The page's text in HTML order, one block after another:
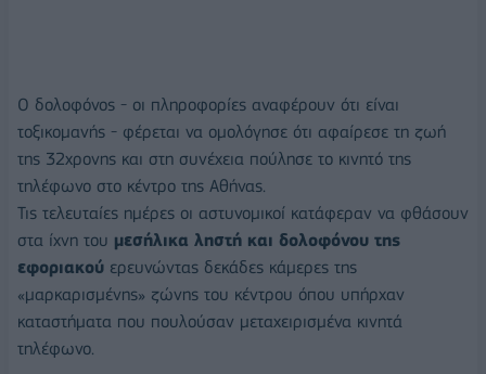
Ο δολοφόνος - οι πληροφορίες αναφέρουν ότι είναι
τοξικομανής - φέρεται να ομολόγησε ότι αφαίρεσε τη ζωή
της 32χρονης και στη συνέχεια πούλησε το κινητό της
τηλέφωνο στο κέντρο της Αθήνας.
Τις τελευταίες ημέρες οι αστυνομικοί κατάφεραν να φθάσουν
στα ίχνη του μεσήλικα ληστή και δολοφόνου της
εφοριακού ερευνώντας δεκάδες κάμερες της
«μαρκαρισμένης» ζώνης του κέντρου όπου υπήρχαν
καταστήματα που πουλούσαν μεταχειρισμένα κινητά
τηλέφωνο.